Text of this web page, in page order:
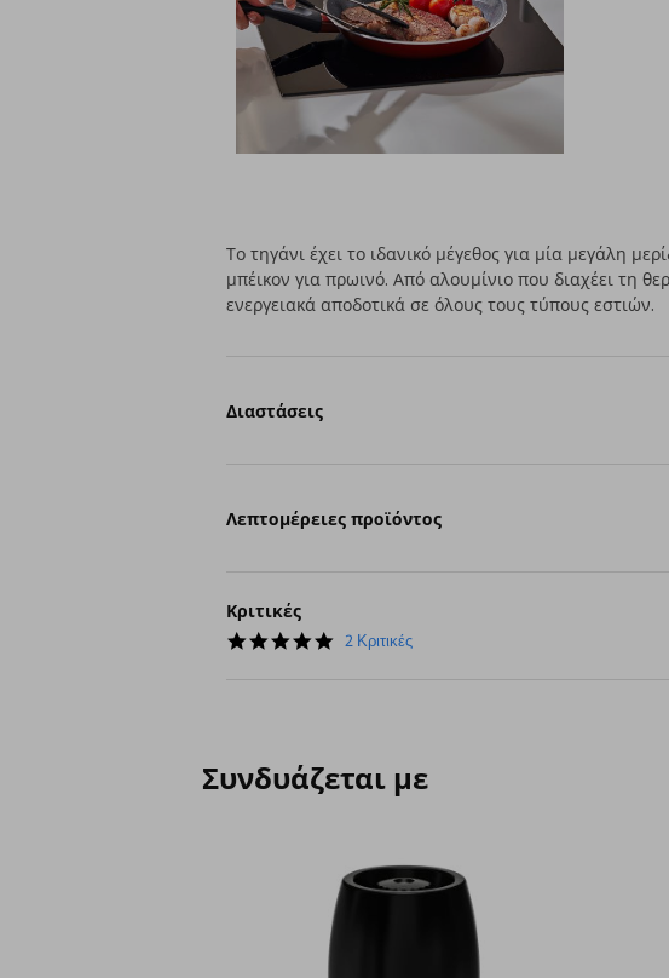
Το τηγάνι έχει το ιδανικό μέγεθος για μία μεγάλη
μπέικον για πρωινό. Από αλουμίνιο που διαχέει τη
ενεργειακά αποδοτικά σε όλους τους τύπους εστιών.
Διαστάσεις
Λεπτομέρειες προϊόντος
Κριτικές
5.0
2 Κριτικές
Συνδυάζεται με